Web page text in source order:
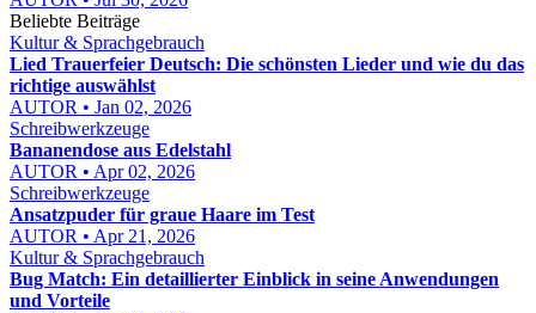
Beliebte Beiträge
Kultur & Sprachgebrauch
Lied Trauerfeier Deutsch: Die schönsten Lieder und wie du das
richtige auswählst
AUTOR • Jan 02, 2026
Schreibwerkzeuge
Bananendose aus Edelstahl
AUTOR • Apr 02, 2026
Schreibwerkzeuge
Ansatzpuder für graue Haare im Test
AUTOR • Apr 21, 2026
Kultur & Sprachgebrauch
Bug Match: Ein detaillierter Einblick in seine Anwendungen
und Vorteile